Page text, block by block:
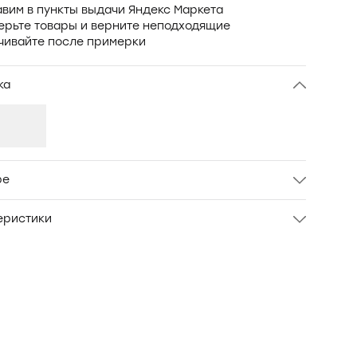
в пункты выдачи Яндекс Маркета
товары и верните неподходящие
после примерки
шорты средней посадки. Ткань - трикотаж